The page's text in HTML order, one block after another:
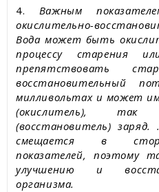
4. Важным
окислительно-
Вода может быть
процессу старения
препятствовать
восстановительный
милливольтах и ​​может
(окислитель),
(восстановитель)
смещается в
показателей, поэтому
улучшению и
организма.